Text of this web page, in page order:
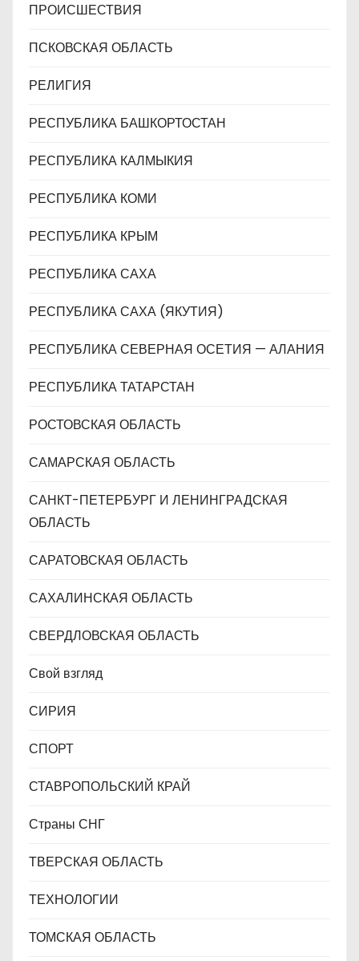
ПРОИСШЕСТВИЯ
ПСКОВСКАЯ ОБЛАСТЬ
РЕЛИГИЯ
РЕСПУБЛИКА БАШКОРТОСТАН
РЕСПУБЛИКА КАЛМЫКИЯ
РЕСПУБЛИКА КОМИ
РЕСПУБЛИКА КРЫМ
РЕСПУБЛИКА САХА
РЕСПУБЛИКА САХА (ЯКУТИЯ)
РЕСПУБЛИКА СЕВЕРНАЯ ОСЕТИЯ — АЛАНИЯ
РЕСПУБЛИКА ТАТАРСТАН
РОСТОВСКАЯ ОБЛАСТЬ
САМАРСКАЯ ОБЛАСТЬ
САНКТ-ПЕТЕРБУРГ И ЛЕНИНГРАДСКАЯ
ОБЛАСТЬ
САРАТОВСКАЯ ОБЛАСТЬ
САХАЛИНСКАЯ ОБЛАСТЬ
СВЕРДЛОВСКАЯ ОБЛАСТЬ
Свой взгляд
СИРИЯ
СПОРТ
СТАВРОПОЛЬСКИЙ КРАЙ
Страны СНГ
ТВЕРСКАЯ ОБЛАСТЬ
ТЕХНОЛОГИИ
ТОМСКАЯ ОБЛАСТЬ